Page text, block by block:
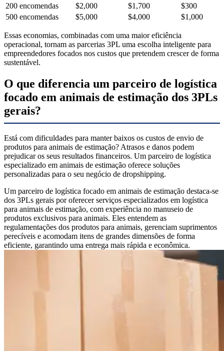
200 encomendas
$2,000 $1,700
$300
500 encomendas
$5,000 $4,000 $1,000
Essas economias, combinadas com uma maior eficiência
operacional, tornam as parcerias 3PL uma escolha inteligente para
empreendedores focados nos custos que pretendem crescer de forma
sustentável.
O que diferencia um parceiro de logística
focado em animais de estimação dos 3PLs
gerais?
Está com dificuldades para manter baixos os custos de envio de
produtos para animais de estimação? Atrasos e danos podem
prejudicar os seus resultados financeiros. Um parceiro de logística
especializado em animais de estimação oferece soluções
personalizadas para o seu negócio de dropshipping.
Um parceiro de logística focado em animais de estimação destaca-se
dos 3PLs gerais por oferecer serviços especializados em logística
para animais de estimação, com experiência no manuseio de
produtos exclusivos para animais. Eles entendem as
regulamentações dos produtos para animais, gerenciam suprimentos
perecíveis e acomodam itens de grandes dimensões de forma
eficiente, garantindo uma entrega mais rápida e econômica.